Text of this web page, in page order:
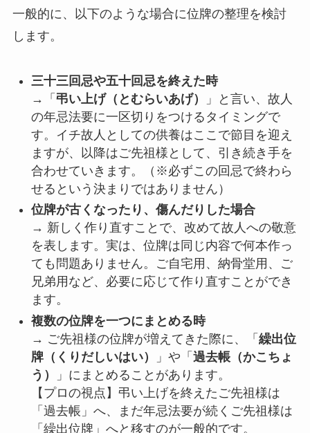
一般的に、以下のような場合に位牌の整理を検討
します。
三十三回忌や五十回忌を終えた時
→「 弔い上げ（とむらいあげ）
」と言い、故人
の年忌法要に一区切りをつけるタイミングで
す。イチ故人としての供養はここで節目を迎え
ますが、以降はご先祖様として、引き続き手を
合わせていきます。（※必ずこの回忌で終わら
せるという決まりではありません）
位牌が古くなったり、傷んだりした場合
→ 新しく作り直すことで、改めて故人への敬意
を表します。実は、位牌は同じ内容で何本作っ
ても問題ありません。ご自宅用、納骨堂用、ご
兄弟用など、必要に応じて作り直すことができ
ます。
複数の位牌を一つにまとめる時
→ ご先祖様の位牌が増えてきた際に、「 繰出位
牌（くりだしいはい）
」や「 過去帳（かこちょ
う）
」にまとめることがあります。
【プロの視点】弔い上げを終えたご先祖様は
「過去帳」へ、まだ年忌法要が続くご先祖様は
「繰出位牌」へと移すのが一般的です。